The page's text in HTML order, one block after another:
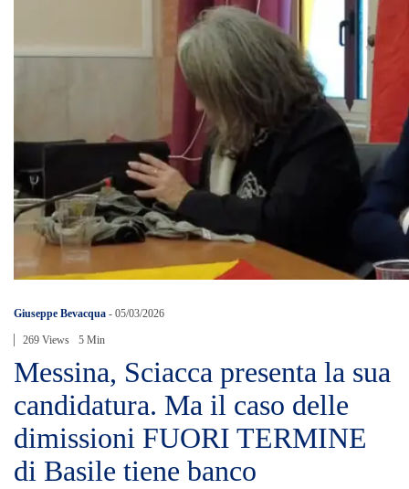
Giuseppe Bevacqua - 05/03/2026
269 Views 5 Min
Messina, Sciacca presenta la sua
candidatura. Ma il caso delle
dimissioni FUORI TERMINE
di Basile tiene banco